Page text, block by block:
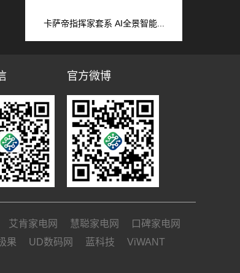
卡萨帝指挥家套系 AI全景智能...
官方微博
艾肯家电网 慧聪家电网
口碑家电网
果 UD数码网 蓝科技
ViWANT